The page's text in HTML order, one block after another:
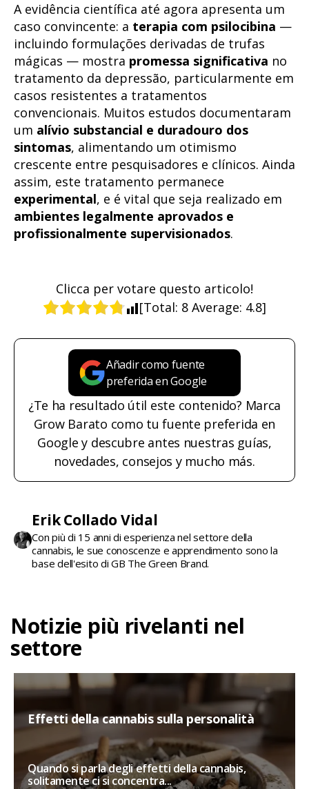
A evidência científica até agora apresenta um
caso convincente: a terapia com psilocibina —
incluindo formulações derivadas de trufas
mágicas — mostra promessa significativa no
tratamento da depressão, particularmente em
casos resistentes a tratamentos
convencionais. Muitos estudos documentaram
um alívio substancial e duradouro dos
sintomas, alimentando um otimismo
crescente entre pesquisadores e clínicos. Ainda
assim, este tratamento permanece
experimental, e é vital que seja realizado em
ambientes legalmente aprovados e
profissionalmente supervisionados.
Clicca per votare questo articolo!
[Total: 8 Average: 4.8]
Añadir como fuente
preferida en Google
¿Te ha resultado útil este contenido? Marca
Grow Barato como tu fuente preferida en
Google y descubre antes nuestras guías,
novedades, consejos y mucho más.
Erik Collado Vidal
Con più di 15 anni di esperienza nel settore della
cannabis, le sue conoscenze e apprendimento sono la
base dell'esito di GB The Green Brand.
Notizie più rivelanti nel
settore
Effetti della cannabis sulla personalità
Quando si parla degli effetti della cannabis,
solitamente ci si concentra...